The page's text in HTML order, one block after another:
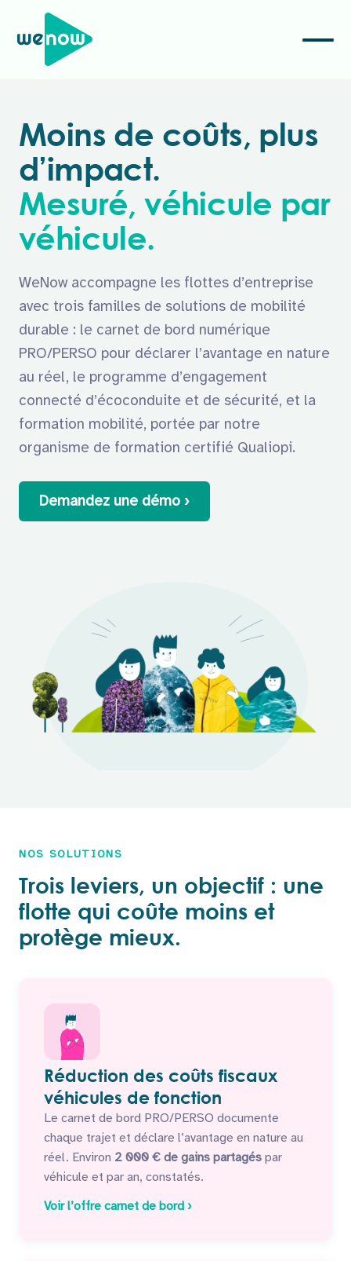
Moins de coûts, plus
d’impact.
Mesuré, véhicule par
véhicule.
WeNow accompagne les flottes d’entreprise
avec trois familles de solutions de mobilité
durable : le carnet de bord numérique
PRO/PERSO pour déclarer l’avantage en nature
au réel, le programme d’engagement
connecté d’écoconduite et de sécurité, et la
formation mobilité, portée par notre
organisme de formation certifié Qualiopi.
Demandez une démo ›
NOS SOLUTIONS
Trois leviers, un objectif : une
flotte qui coûte moins et
protège mieux.
Réduction des coûts fiscaux
véhicules de fonction
Le carnet de bord PRO/PERSO documente
chaque trajet et déclare l’avantage en nature au
réel. Environ 2 000 € de gains partagés par
véhicule et par an, constatés.
Voir l’offre carnet de bord ›